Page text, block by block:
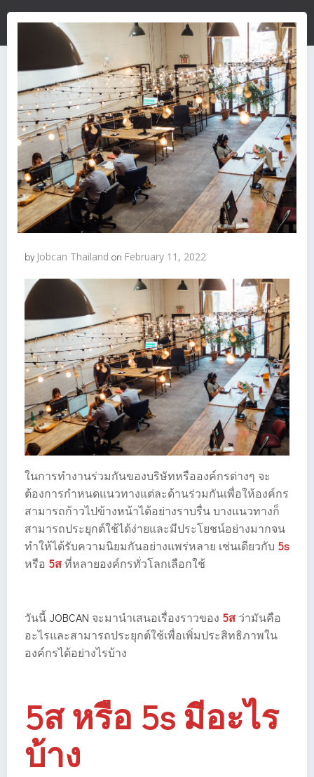
by Jobcan Thailand on February 11, 2022
ในการทำงานร่วมกันของบริษัทหรือองค์กรต่างๆ จะ
ต้องการกำหนดแนวทางแต่ละด้านร่วมกันเพื่อให้องค์กร
สามารถก้าวไปข้างหน้าได้อย่างราบรื่น บางแนวทางก็
สามารถประยุกต์ใช้ได้ง่ายและมีประโยชน์อย่างมากจน
ทำให้ได้รับความนิยมกันอย่างแพร่หลาย เช่นเดียวกับ 5s
หรือ 5สที่หลายองค์กรทั่วโลกเลือกใช้
วันนี้ JOBCAN จะมานำเสนอเรื่องราวของ 5ส ว่ามันคือ
อะไรและสามารถประยุกต์ใช้เพื่อเพิ่มประสิทธิภาพใน
องค์กรได้อย่างไรบ้าง
5ส หรือ 5s มีอะไร
บ้าง